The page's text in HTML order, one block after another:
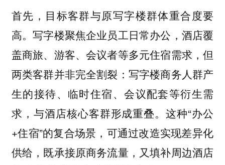
首先，目标客群与原写字楼群体重合度要
高。写字楼聚焦企业员工日常办公，酒店覆
盖商旅、游客、会议者等多元住宿需求，但
两类客群并非完全割裂：写字楼商务人群产
生的接待、临时住宿、会议配套等衍生需
求，与酒店核心客群形成重叠。这种“办公
+住宿”的复合场景，可通过改造实现差异化
供给，既承接原商务流量，又填补周边酒店